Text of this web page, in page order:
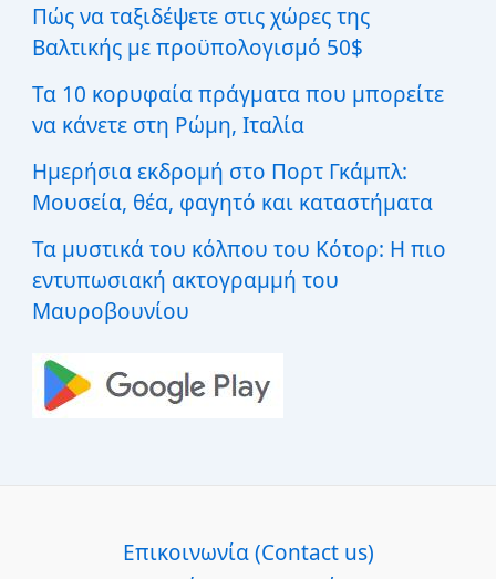
α
:
Πώς να ταξιδέψετε στις χώρες της
Βαλτικής με προϋπολογισμό 50$
Τα 10 κορυφαία πράγματα που μπορείτε
να κάνετε στη Ρώμη, Ιταλία
Ημερήσια εκδρομή στο Πορτ Γκάμπλ:
Μουσεία, θέα, φαγητό και καταστήματα
Τα μυστικά του κόλπου του Κότορ: Η πιο
εντυπωσιακή ακτογραμμή του
Μαυροβουνίου
Επικοινωνία (Contact us)